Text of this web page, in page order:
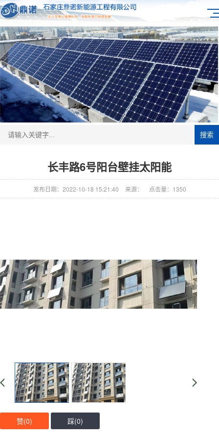
搜索
长丰路6号阳台壁挂太阳能
发布日期：2022-10-18 15:21:40 来源： 点击量：1350
赞(0) 踩(0)